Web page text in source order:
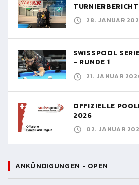
28. JANUAR
SWISSPOOL
- RUNDE 1
21. JANUAR
OFFIZIELLE
2026
02. JANUAR
ANKÜNDIGUNGEN - OPEN